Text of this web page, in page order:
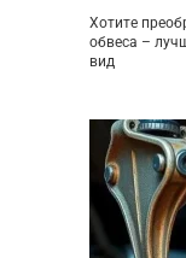
Хотите
обвеса –
вид